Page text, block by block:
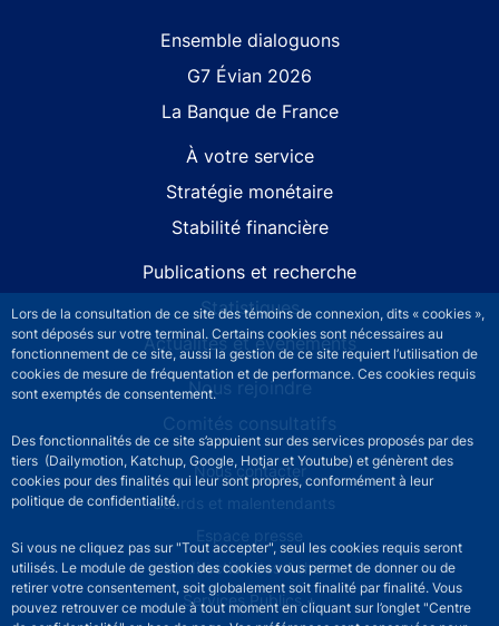
Lors de la consultation de ce site des témoins de connexion, dits « cookies »,
sont déposés sur votre terminal. Certains cookies sont nécessaires au
fonctionnement de ce site, aussi la gestion de ce site requiert l’utilisation de
cookies de mesure de fréquentation et de performance. Ces cookies requis
sont exemptés de consentement.
Des fonctionnalités de ce site s’appuient sur des services proposés par des
tiers (Dailymotion, Katchup, Google, Hotjar et Youtube) et génèrent des
cookies pour des finalités qui leur sont propres, conformément à leur
politique de confidentialité.
Si vous ne cliquez pas sur "Tout accepter", seul les cookies requis seront
utilisés. Le module de gestion des cookies vous permet de donner ou de
retirer votre consentement, soit globalement soit finalité par finalité. Vous
pouvez retrouver ce module à tout moment en cliquant sur l’onglet "Centre
Ensemble dialoguons
G7 Évian 2026
La Banque de France
À votre service
Stratégie monétaire
Stabilité financière
Publications et recherche
Statistiques
Actualités et événements
Nous rejoindre
Comités consultatifs
Footer secondary menuNous contacter
Sourds et malentendants
Espace presse
La direction des Achats
Services Publics +